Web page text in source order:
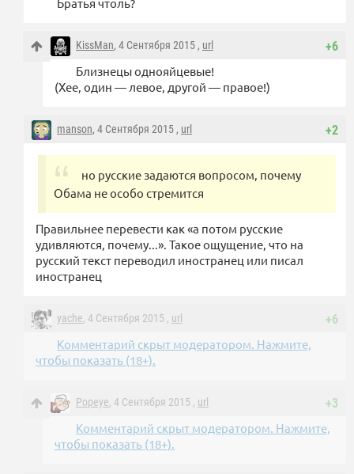
Братья чтоль?
+6
KissMan, 4 Сентября 2015 , url
Близнецы однояйцевые!
(Хее, один — левое, другой — правое!)
+2
manson, 4 Сентября 2015 , url
но русские задаются вопросом, почему
Обама не особо стремится
Правильнее перевести как «а потом русские
удивляются, почему...». Такое ощущение, что на
русский текст переводил иностранец или писал
иностранец
+6
yache, 4 Сентября 2015 , url
Комментарий скрыт модератором. Нажмите,
чтобы показать (18+).
+3
Popeye, 4 Сентября 2015 , url
Комментарий скрыт модератором. Нажмите,
чтобы показать (18+).